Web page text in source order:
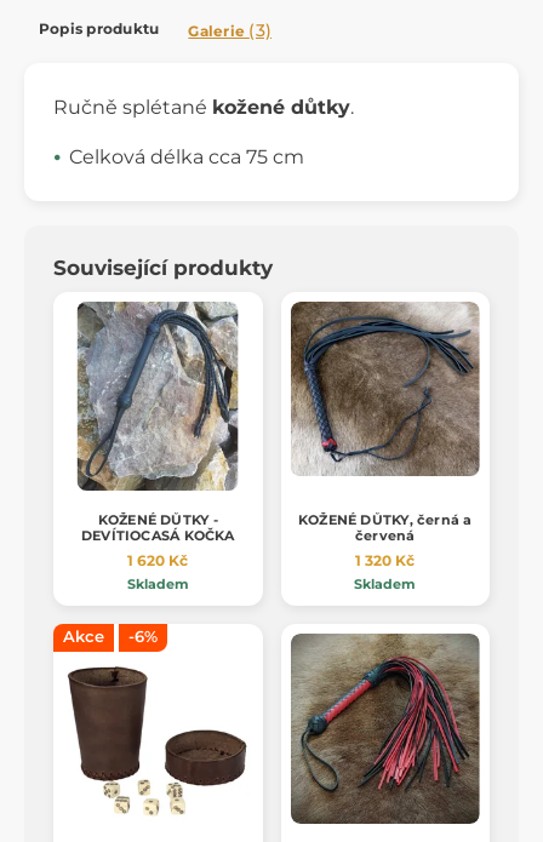
Popis produktu Galerie (3)
Ručně splétané kožené důtky.
Celková délka cca 75 cm
Související produkty
KOŽENÉ DŮTKY -
DEVÍTIOCASÁ KOČKA
1 620 Kč
Skladem
KOŽENÉ DŮTKY, černá a
červená
1 320 Kč
Skladem
Akce -6%